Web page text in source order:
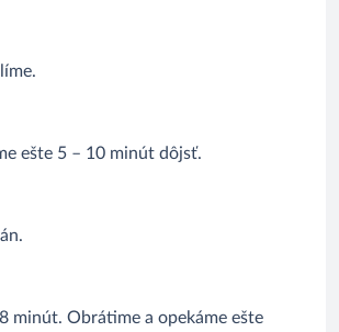
ešte 5 – 10 minút dôjsť.
minút. Obrátime a opekáme ešte